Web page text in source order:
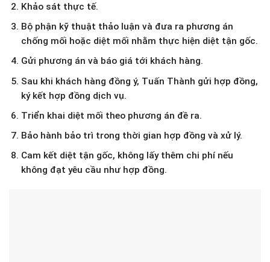
Khảo sát thực tế.
Bộ phận kỹ thuật thảo luận và đưa ra phương án
chống mối hoặc diệt mối nhằm thực hiện diệt tận gốc.
Gửi phương án và báo giá tới khách hàng.
Sau khi khách hàng đồng ý, Tuấn Thành gửi hợp đồng,
ký kết hợp đồng dịch vụ.
Triển khai diệt mối theo phương án đề ra.
Bảo hành bảo trì trong thời gian hợp đồng và xử lý.
Cam kết diệt tận gốc, không lấy thêm chi phí nếu
không đạt yêu cầu như hợp đồng.